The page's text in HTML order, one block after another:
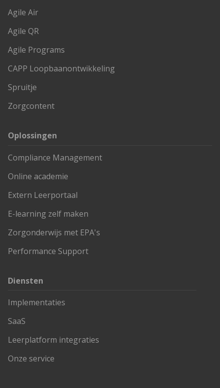
Agile Air
Agile QR
Agile Programs
CAPP Loopbaanontwikkeling
Spruitje
Zorgcontent
Oplossingen
Compliance Management
Online academie
Extern Leerportaal
E-learning zelf maken
Zorgonderwijs met EPA's
Performance Support
Diensten
Implementaties
SaaS
Leerplatform integraties
Onze service